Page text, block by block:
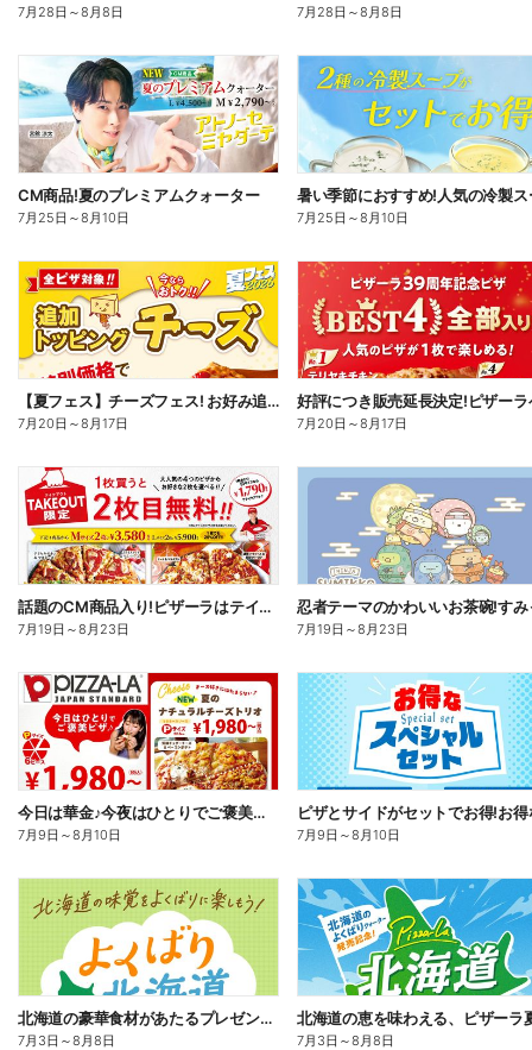
7月28日 ～8月8日 7月28日 ～8月8日
CM商品!夏のプレミアムクォーター
7月25日 ～8月10日 7月25日 ～8月10日
【夏フェス】チーズフェス! お好み追加トッピング「チーズ」が半額以下で注文できる!
7月20日 ～8月17日 7月20日 ～8月17日
話題のCM商品入り!ピザーラはテイクアウトがお得!2枚目無料
7月19日 ～8月23日 7月19日 ～8月23日
今日は華金♪今夜はひとりでご褒美ピザ!ピザーラトリオ
7月9日 ～8月10日 7月9日 ～8月10日
北海道の豪華食材があたるプレゼントキャンペーン
7月3日 ～8月8日 7月3日 ～8月8日